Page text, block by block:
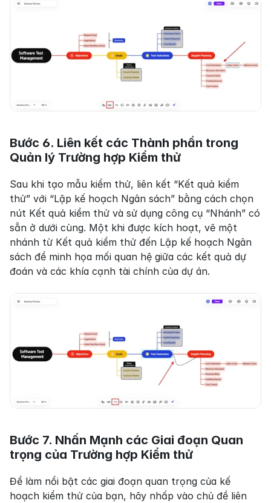
Bước 6. Liên kết các Thành phần trong
Quản lý Trường hợp Kiểm thử
Sau khi tạo mẫu kiểm thử, liên kết “Kết quả kiểm
thử” với “Lập kế hoạch Ngân sách” bằng cách chọn
nút Kết quả kiểm thử và sử dụng công cụ “Nhánh” có
sẵn ở dưới cùng. Một khi được kích hoạt, vẽ một
nhánh từ Kết quả kiểm thử đến Lập kế hoạch Ngân
sách để minh họa mối quan hệ giữa các kết quả dự
đoán và các khía cạnh tài chính của dự án.
Bước 7. Nhấn Mạnh các Giai đoạn Quan
trọng của Trường hợp Kiểm thử
Để làm nổi bật các giai đoạn quan trọng của kế
hoạch kiểm thử của bạn, hãy nhấp vào chủ đề liên